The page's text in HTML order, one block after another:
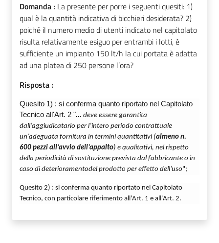
Domanda : La presente per porre i seguenti quesiti: 1)
qual è la quantità indicativa di bicchieri desiderata? 2)
poiché il numero medio di utenti indicato nel capitolato
risulta relativamente esiguo per entrambi i lotti, è
sufficiente un impianto 150 lt/h la cui portata è adatta
ad una platea di 250 persone l’ora?
Risposta :
Quesito 1) : si conferma quanto riportato nel Capitolato
Tecnico all'Art. 2 "... deveessere garantita
dall’aggiudicatario per l’intero periodo contrattuale
un’adeguata fornitura in termini quantitativi (almeno n.
600 pezzi all’avvio dell’appalto) e qualitativi, nel rispetto
della periodicità di sostituzione prevista dal fabbricante o in
caso di deterioramentodel prodotto per effetto dell’uso";
Quesito 2) : si conferma quanto riportato nel Capitolato
Tecnico, con particolare riferimento all'Art. 1 e all'Art. 2.